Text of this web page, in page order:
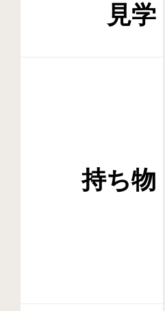
見学
持ち物